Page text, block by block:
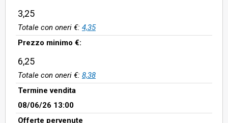
3,25
Totale con oneri €: 4,35
Prezzo minimo €:
6,25
Totale con oneri €: 8,38
Termine vendita
08/06/26 13:00
Offerte pervenute